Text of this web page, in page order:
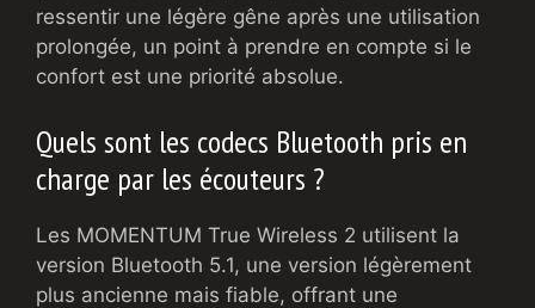
ressentir une légère gêne après une utilisation
prolongée, un point à prendre en compte si le
confort est une priorité absolue.
Quels sont les codecs Bluetooth pris en
charge par les écouteurs ?
Les MOMENTUM True Wireless 2 utilisent la
version Bluetooth 5.1, une version légèrement
plus ancienne mais fiable, offrant une